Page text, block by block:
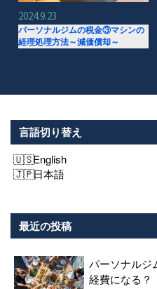
2024.9.23
パーソナルジムの税金③マシンの
経理処理方法～減価償却～
言語切り替え
English
日本語
最近の投稿
パーソナル
経費になる？